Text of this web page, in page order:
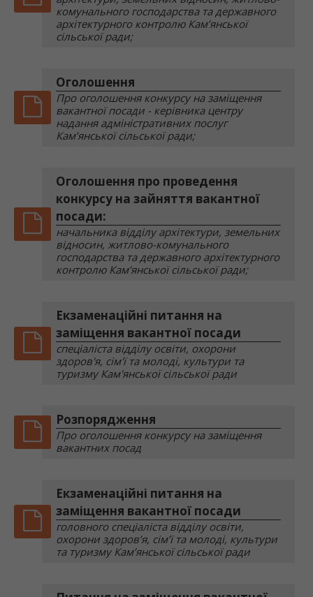
комунального господарства та державного
архітектурного контролю Кам’янської
сільської ради;
Оголошення
Про оголошення конкурсу на заміщення
вакантної посади - керівника центру
надання адміністративних послуг
Кам’янської сільської ради;
Оголошення про проведення
конкурсу на зайняття вакантної
посади:
начальника відділу архітектури, земельних
відносин, житлово-комунального
господарства та державного архітектурного
контролю Кам’янської сільської ради;
Екзаменаційні питання на
заміщення вакантної посади
спеціаліста відділу освіти, охорони
здоров'я, сім'ї та молоді, культури та
туризму Кам'янської сільської ради
Розпорядження
Про оголошення конкурсу на заміщення
вакантних посад
Екзаменаційні питання на
заміщення вакантної посади
головного спеціаліста відділу освіти,
охорони здоров’я, сім’ї та молоді, культури
та туризму Кам’янської сільської ради